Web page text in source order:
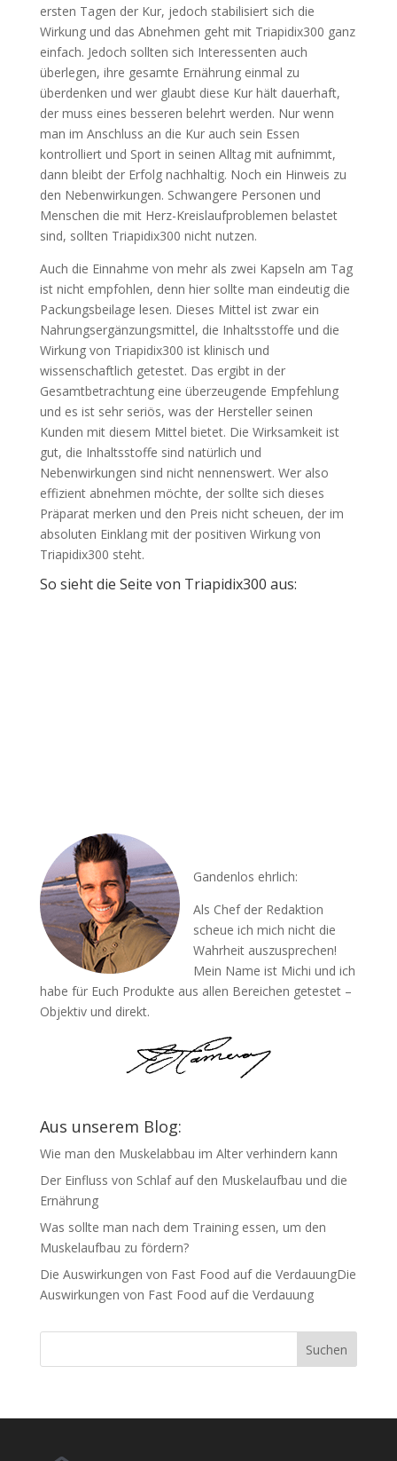
ersten Tagen der Kur, jedoch stabilisiert sich die
Wirkung und das Abnehmen geht mit Triapidix300 ganz
einfach. Jedoch sollten sich Interessenten auch
überlegen, ihre gesamte Ernährung einmal zu
überdenken und wer glaubt diese Kur hält dauerhaft,
der muss eines besseren belehrt werden. Nur wenn
man im Anschluss an die Kur auch sein Essen
kontrolliert und Sport in seinen Alltag mit aufnimmt,
dann bleibt der Erfolg nachhaltig. Noch ein Hinweis zu
den Nebenwirkungen. Schwangere Personen und
Menschen die mit Herz-Kreislaufproblemen belastet
sind, sollten Triapidix300 nicht nutzen.
Auch die Einnahme von mehr als zwei Kapseln am Tag
ist nicht empfohlen, denn hier sollte man eindeutig die
Packungsbeilage lesen. Dieses Mittel ist zwar ein
Nahrungsergänzungsmittel, die Inhaltsstoffe und die
Wirkung von Triapidix300 ist klinisch und
wissenschaftlich getestet. Das ergibt in der
Gesamtbetrachtung eine überzeugende Empfehlung
und es ist sehr seriös, was der Hersteller seinen
Kunden mit diesem Mittel bietet. Die Wirksamkeit ist
gut, die Inhaltsstoffe sind natürlich und
Nebenwirkungen sind nicht nennenswert. Wer also
effizient abnehmen möchte, der sollte sich dieses
Präparat merken und den Preis nicht scheuen, der im
absoluten Einklang mit der positiven Wirkung von
Triapidix300 steht.
So sieht die Seite von Triapidix300 aus:
Gandenlos ehrlich:
Als Chef der Redaktion
scheue ich mich nicht die
Wahrheit auszusprechen!
Mein Name ist Michi und ich
habe für Euch Produkte aus allen Bereichen getestet –
Objektiv und direkt.
Aus unserem Blog:
Wie man den Muskelabbau im Alter verhindern kann
Der Einfluss von Schlaf auf den Muskelaufbau und die
Ernährung
Was sollte man nach dem Training essen, um den
Muskelaufbau zu fördern?
Die Auswirkungen von Fast Food auf die VerdauungDie
Auswirkungen von Fast Food auf die Verdauung